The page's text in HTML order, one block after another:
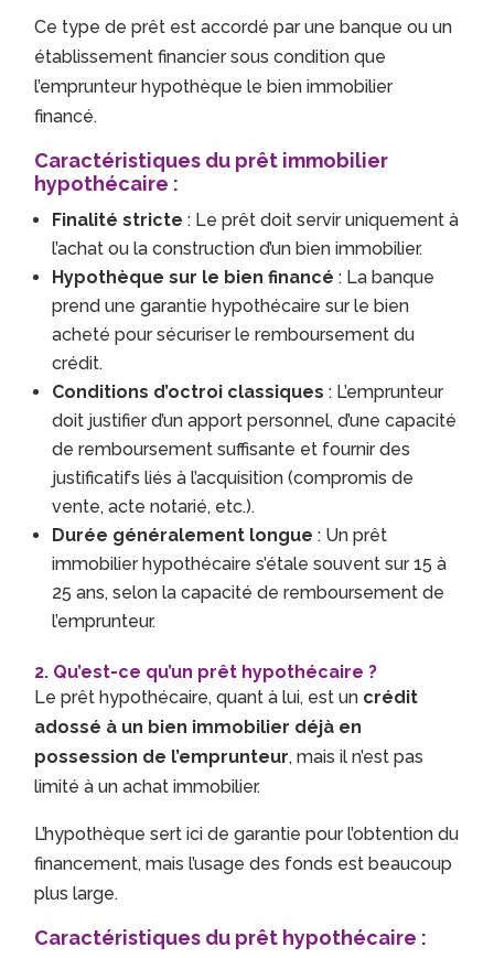
Ce type de prêt est accordé par une banque ou un
établissement financier sous condition que
l’emprunteur hypothèque le bien immobilier
financé.
Caractéristiques du prêt immobilier
hypothécaire :
Finalité stricte : Le prêt doit servir uniquement à
l’achat ou la construction d’un bien immobilier.
Hypothèque sur le bien financé : La banque
prend une garantie hypothécaire sur le bien
acheté pour sécuriser le remboursement du
crédit.
Conditions d’octroi classiques : L’emprunteur
doit justifier d’un apport personnel, d’une capacité
de remboursement suffisante et fournir des
justificatifs liés à l’acquisition (compromis de
vente, acte notarié, etc.).
Durée généralement longue : Un prêt
immobilier hypothécaire s’étale souvent sur 15 à
25 ans, selon la capacité de remboursement de
l’emprunteur.
2. Qu’est-ce qu’un prêt hypothécaire ?
Le prêt hypothécaire, quant à lui, est un crédit
adossé à un bien immobilier déjà en
possession de l’emprunteur, mais il n’est pas
limité à un achat immobilier.
L’hypothèque sert ici de garantie pour l’obtention du
financement, mais l’usage des fonds est beaucoup
plus large.
Caractéristiques du prêt hypothécaire :